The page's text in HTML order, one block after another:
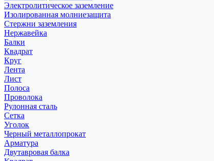
Электролитическое заземление
Изолированная молниезащита
Стержни заземления
Нержавейка
Балки
Квадрат
Круг
Лента
Лист
Полоса
Проволока
Рулонная сталь
Сетка
Уголок
Черный металлопрокат
Арматура
Двутавровая балка